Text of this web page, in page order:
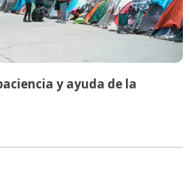
y ayuda de la